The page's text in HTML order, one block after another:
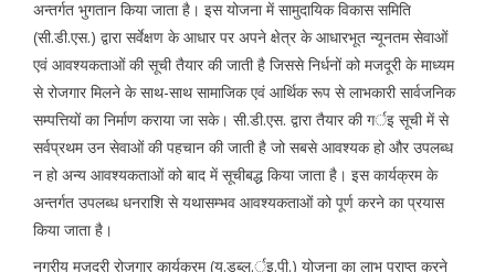
अन्तर्गत भुगतान किया जाता है। इस योजना में सामुदायिक विकास समिति
(सी.डी.एस.) द्वारा सर्वेक्षण के आधार पर अपने क्षेत्र के आधारभूत न्यूनतम सेवाओं
एवं आवश्यकताओं की सूची तैयार की जाती है जिससे निर्धनों को मजदूरी के माध्यम
से रोजगार मिलने के साथ-साथ सामाजिक एवं आर्थिक रूप से लाभकारी सार्वजनिक
सम्पत्तियों का निर्माण कराया जा सके। सी.डी.एस. द्वारा तैयार की गर्इ सूची में से
सर्वप्रथम उन सेवाओं की पहचान की जाती है जो सबसे आवश्यक हो और उपलब्ध
न हो अन्य आवश्यकताओं को बाद में सूचीबद्ध किया जाता है। इस कार्यक्रम के
अन्तर्गत उपलब्ध धनराशि से यथासम्भव आवश्यकताओं को पूर्ण करने का प्रयास
किया जाता है।
नगरीय मजदूरी रोजगार कार्यक्रम (यू.डब्लू.र्इ.पी.) योजना का लाभ प्राप्त करने